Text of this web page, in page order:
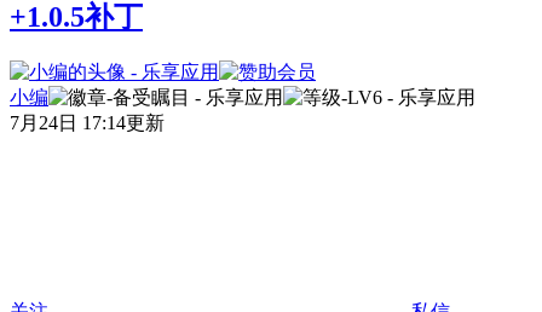
+1.0.5补丁
小编
7月24日 17:14更新